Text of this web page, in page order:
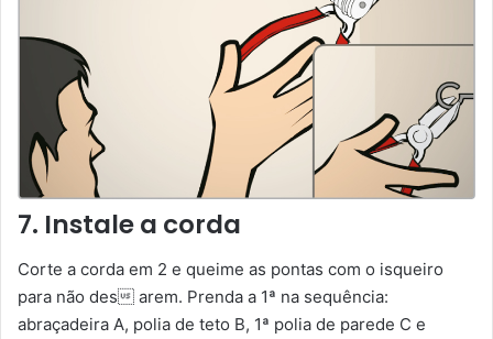
7. Instale a corda
Corte a corda em 2 e queime as pontas com o isqueiro
para não des arem. Prenda a 1ª na sequência:
abraçadeira A, polia de teto B, 1ª polia de parede C e